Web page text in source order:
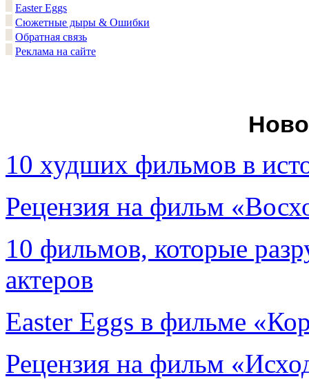
Easter Eggs
Сюжетные дыры & Ошибки
Обратная связь
Реклама на сайте
10 худших фильмов в
Рецензия на фильм
10 фильмов, которые
актеров
Easter Eggs в фильме
Рецензия на фильм